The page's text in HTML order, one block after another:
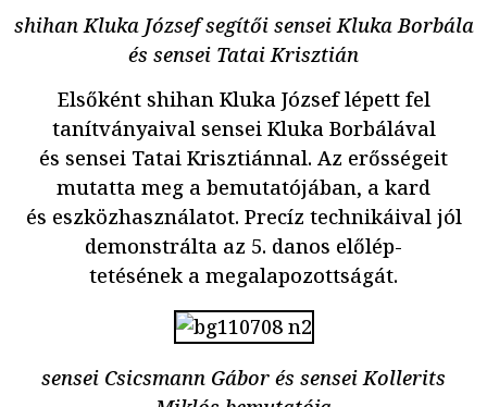
shihan Kluka József segítői sensei Kluka Borbála
és sensei Tatai Krisztián
Elsőként shihan Kluka József lépett fel
tanítványaival sensei Kluka Borbálával
és sensei Tatai Krisztiánnal. Az erősségeit
mutatta meg a bemutatójában, a kard
és eszközhasználatot. Precíz technikáival jól
demonstrálta az 5. danos előlép-
tetésének a megalapozottságát.
sensei Csicsmann Gábor és sensei Kollerits